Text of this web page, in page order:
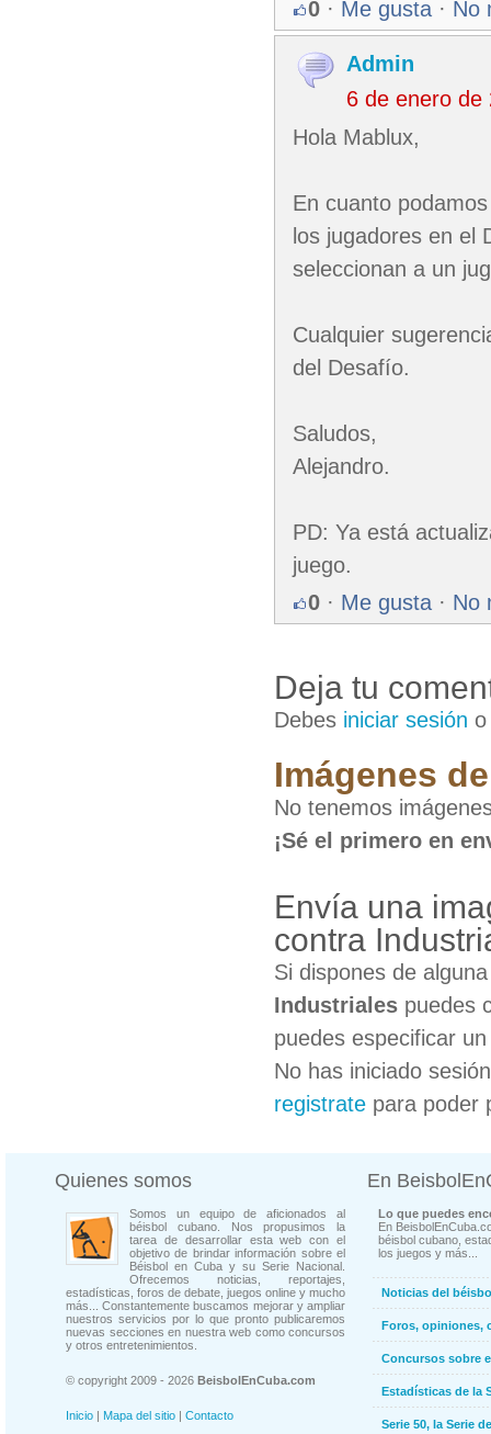
0 · Me gusta · No
Admin
6 de enero de
Hola Mablux,
En cuanto
los jugadores en el
seleccionan a un
Cualquier
del Desafío.
Saludos,
Alejandro.
PD: Ya está
juego.
0 · Me gusta · No
Deja tu
Debes iniciar sesión
Imágenes
No tenemos
¡Sé el primero en
Envía una
contra
Si dispones de
Industriales puedes
puedes especificar
No has iniciado
registrate para poder
Quienes somos
Somos un equipo de aficionados al
béisbol cubano. Nos propusimos la
tarea de desarrollar esta web con el
objetivo de brindar información sobre el
Béisbol en Cuba y su Serie Nacional.
Ofrecemos noticias, reportajes,
estadísticas, foros de debate, juegos online y mucho
más... Constantemente buscamos mejorar y ampliar
nuestros servicios por lo que pronto publicaremos
nuevas secciones en nuestra web como concursos
y otros entretenimientos.
© copyright 2009 - 2026 BeisbolEnCuba.com
Inicio | Mapa del sitio | Contacto
En
Lo que puedes
En
béisbol cubano,
los juegos y más...
Noticias del
Foros, opiniones,
Concursos sobre
Estadísticas de la
Serie 50, la Serie